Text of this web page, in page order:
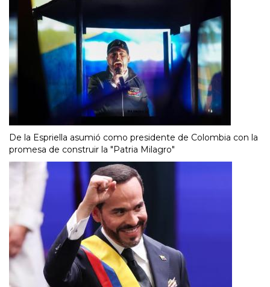
De la Espriella asumió como presidente de Colombia con la
promesa de construir la "Patria Milagro"